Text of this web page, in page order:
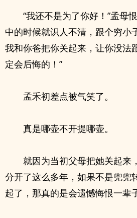
“我还不是为了你好！”孟母
中的时候就识人不清，跟个穷小
我和你爸把你关起来，让你没法
定会后悔的！”
孟禾初差点被气笑了。
真是哪壶不开提哪壶。
就因为当初父母把她关起来
分开了这么多年，如果不是兜兜
起了，那真的是会遗憾悔恨一辈